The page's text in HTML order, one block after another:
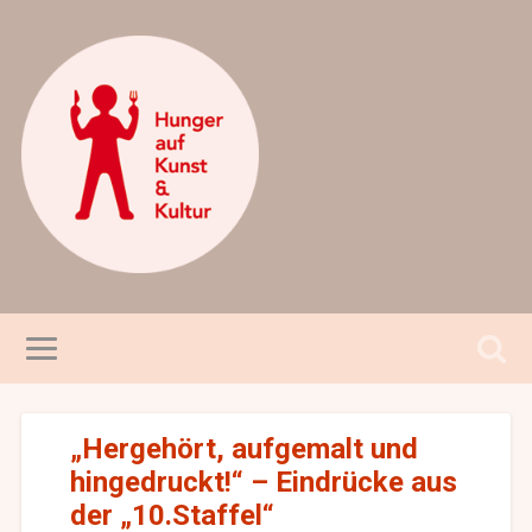
„Hergehört, aufgemalt und
hingedruckt!“ – Eindrücke aus
der „10.Staffel“